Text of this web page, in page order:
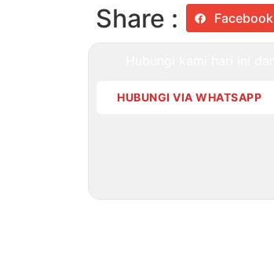
Share : Facebook
HUBUNGI VIA WHATSAPP